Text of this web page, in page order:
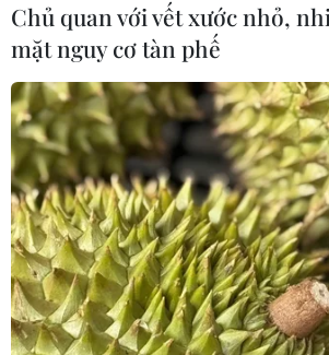
Thành phố Hồ Chí Minh xuất hiện
diện rộng
09/08/2026 13:14
Chủ quan với vết xước nhỏ,
mặt nguy cơ tàn phế